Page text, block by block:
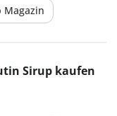
Magazin
Sirup kaufen